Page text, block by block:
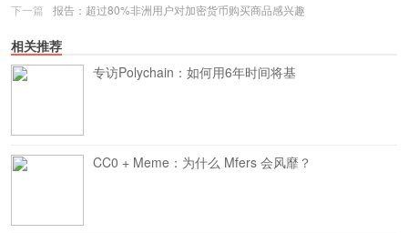
下一篇
报告：超过80%非洲用户对加密货币购买商品感兴趣
相关推荐
专访Polychain：如何用6年时间将基
CC0 + Meme：为什么 Mfers 会风靡？